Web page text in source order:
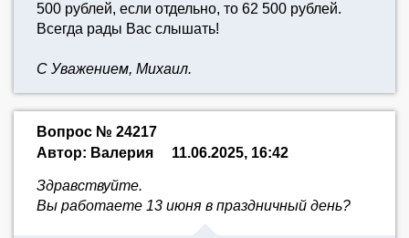
500 рублей, если отдельно, то 62 500 рублей.
Всегда рады Вас слышать!
С Уважением, Михаил.
Вопрос № 24217
Автор: Валерия
11.06.2025, 16:42
Здравствуйте.
Вы работаете 13 июня в праздничный день?